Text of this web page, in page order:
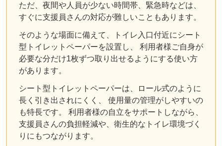
ただ、夜間や人員が少ない時間帯、緊急時などは、
すぐに支援員さんの対応が難しいこともあります。
そのような場面に備えて、トイレ入口付近にシート
型トイレットペーパーを設置し、 利用者様ご自身が
必要な分だけ1枚ずつ取り出せるようにする使い方
があります。
シート型トイレットペーパーは、ロール式のように
長く引き出されにくく、 使用量の管理がしやすいの
も特長です。 利用者様の自立をサポートしながら、
支援員さんの負担軽減や、衛生的なトイレ環境づく
りにもつながります。